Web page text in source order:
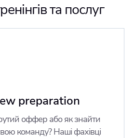
та послуг
preparation
оффер або як знайти
команду? Наші фахівці